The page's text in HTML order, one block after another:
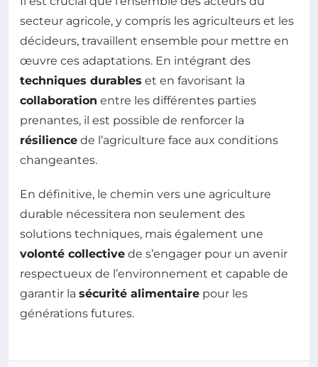
secteur agricole, y compris les agriculteurs et les
décideurs, travaillent ensemble pour mettre en
œuvre ces adaptations. En intégrant des
techniques durables et en favorisant la
collaboration entre les différentes parties
prenantes, il est possible de renforcer la
résilience de l’agriculture face aux conditions
changeantes.
En définitive, le chemin vers une agriculture
durable nécessitera non seulement des
solutions techniques, mais également une
volonté collective de s’engager pour un avenir
respectueux de l’environnement et capable de
garantir la sécurité alimentaire pour les
générations futures.